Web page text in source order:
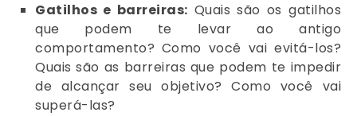
Gatilhos e barreiras: Quais são os gatilhos
que podem te levar ao antigo
comportamento? Como você vai evitá-los?
Quais são as barreiras que podem te impedir
de alcançar seu objetivo? Como você vai
superá-las?